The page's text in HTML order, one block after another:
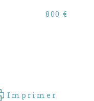
800 €
Imprimer